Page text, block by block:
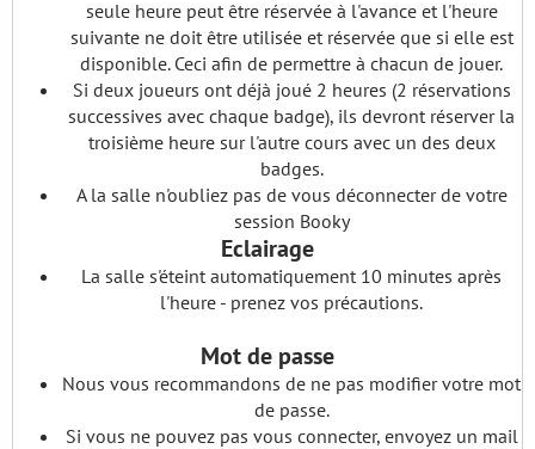
seule heure peut être réservée à l'avance et l'heure
suivante ne doit être utilisée et réservée que si elle est
disponible. Ceci afin de permettre à chacun de jouer.
Si deux joueurs ont déjà joué 2 heures (2 réservations
successives avec chaque badge), ils devront réserver la
troisième heure sur l'autre cours avec un des deux
badges.
A la salle n'oubliez pas de vous déconnecter de votre
session Booky
Eclairage
La salle s'éteint automatiquement 10 minutes après
l'heure - prenez vos précautions.
Mot de passe
Nous vous recommandons de ne pas modifier votre mot
de passe.
Si vous ne pouvez pas vous connecter, envoyez un mail